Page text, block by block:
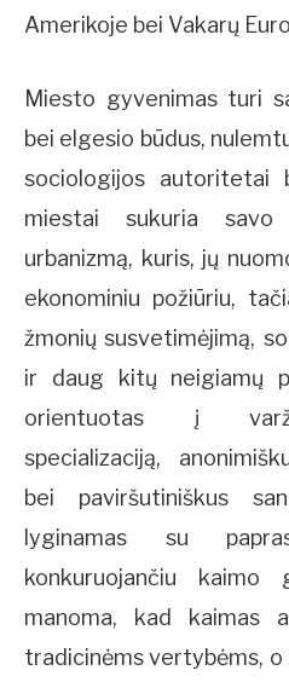
Amerikoje bei Vakarų
Miesto gyvenimas turi
bei elgesio būdus,
sociologijos autoritetai
miestai sukuria
urbanizmą, kuris, jų
ekonominiu požiūriu,
žmonių susvetimėjimą,
ir daug kitų neigiamų
orientuotas į
specializaciją,
bei paviršutiniškus
lyginamas su
konkuruojančiu kaimo
manoma, kad kaimas
tradicinėms vertybėms,